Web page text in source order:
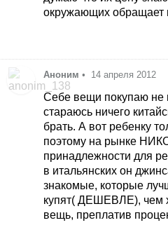
окружающих обращает
Аноним • 14 апреля 2012
Себе вещи покупаю не
стараюсь ничего
брать. А вот ребенку
поэтому на рынке
принадлежности для
в итальянских он
знакомые, которые
купят( ДЕШЕВЛЕ),
вещь, преплатив